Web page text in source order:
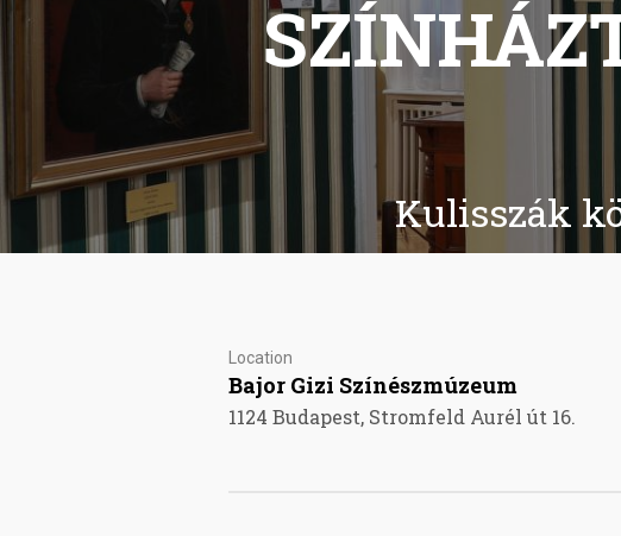
Kulisszák
Location
Bajor Gizi Színészmúzeum
1124 Budapest, Stromfeld Aurél út 16.